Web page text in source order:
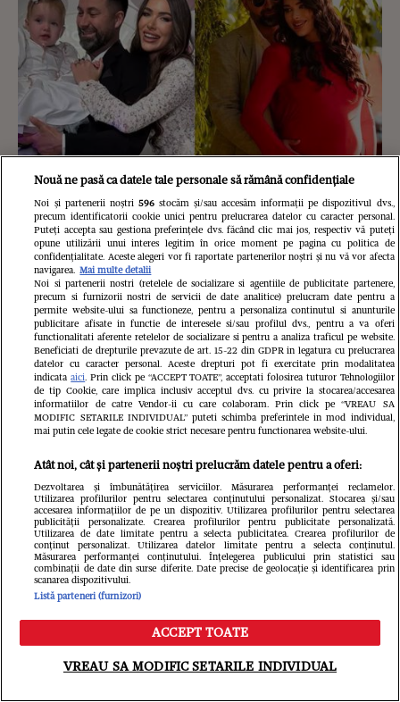
Ce s-a întâmplat cu Iustina Loghin și
Cornel Luchian după experiența
Insula iubirii. S-au căsătorit, au
devenit părinții unei fetițe, iar ea este
însărcinată cu băiețel
Ioana Ginghină, adevărul despre
Meniu Caută
Nouă ne pasă ca datele tale personale să rămână confidențiale
Noi și partenerii noștri 596stocăm și/sau accesăm informații pe dispozitivul dvs.,
precum identificatorii cookie unici pentru prelucrarea datelor cu caracter personal.
Puteți accepta sau gestiona preferințele dvs. făcând clic mai jos, respectiv vă puteți
opune utilizării unui interes legitim în orice moment pe pagina cu politica de
confidențialitate. Aceste alegeri vor fi raportate partenerilor noștri și nu vă vor afecta
navigarea. Mai multe detalii
Noi si partenerii nostri (retelele de socializare si agentiile de publicitate partenere,
precum si furnizorii nostri de servicii de date analitice) prelucram date pentru a
permite website-ului sa functioneze, pentru a personaliza continutul si anunturile
publicitare afisate in functie de interesele si/sau profilul dvs., pentru a va oferi
functionalitati aferente retelelor de socializare si pentru a analiza traficul pe website.
Beneficiati de drepturile prevazute de art. 15-22 din GDPR in legatura cu prelucrarea
datelor cu caracter personal. Aceste drepturi pot fi exercitate prin modalitatea
indicataaici. Prin click pe “ACCEPT TOATE”, acceptati folosirea tuturor Tehnologiilor
de tip Cookie, care implica inclusiv acceptul dvs. cu privire la stocarea/accesarea
informatiilor de catre Vendor-ii cu care colaboram. Prin click pe “VREAU SA
MODIFIC SETARILE INDIVIDUAL” puteti schimba preferintele in mod individual,
mai putin cele legate de cookie strict necesare pentru functionarea website-ului.
Atât noi, cât și partenerii noștri prelucrăm datele pentru a oferi:
Dezvoltarea și îmbunătățirea serviciilor. Măsurarea performanței reclamelor.
Utilizarea profilurilor pentru selectarea conținutului personalizat. Stocarea și/sau
accesarea informațiilor de pe un dispozitiv. Utilizarea profilurilor pentru selectarea
publicității personalizate. Crearea profilurilor pentru publicitate personalizată.
Utilizarea de date limitate pentru a selecta publicitatea. Crearea profilurilor de
conținut personalizat. Utilizarea datelor limitate pentru a selecta conținutul.
Măsurarea performanței conținutului. Înțelegerea publicului prin statistici sau
combinații de date din surse diferite. Date precise de geolocație și identificarea prin
scanarea dispozitivului.
Listă parteneri (furnizori)
ACCEPT TOATE
VREAU SA MODIFIC SETARILE INDIVIDUAL